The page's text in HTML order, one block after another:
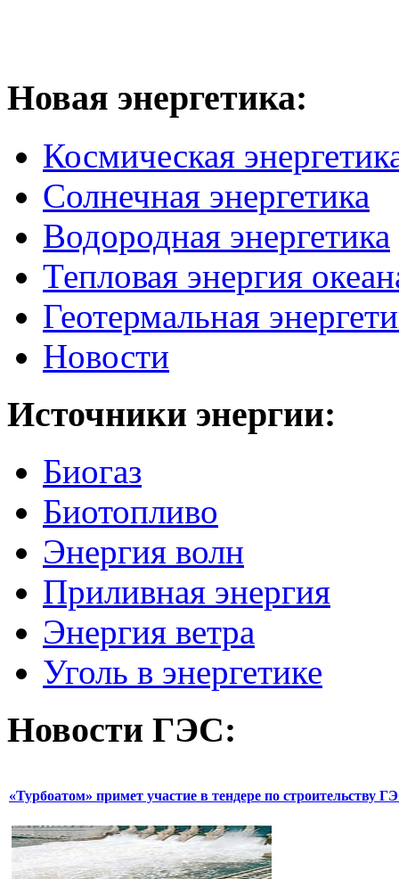
Новая энергетика:
Космическая
Солнечная энергетика
Водородная энергетика
Тепловая энергия
Геотермальная
Новости
Источники энергии:
Биогаз
Биотопливо
Энергия волн
Приливная энергия
Энергия ветра
Уголь в энергетике
Новости ГЭС:
«Турбоатом» примет участие в тендере по строительству